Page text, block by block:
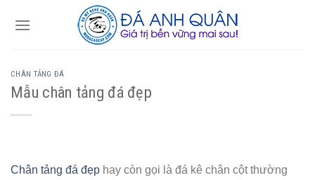
CHÂN TẢNG ĐÁ
Mẫu chân tảng đá đẹp
Chân tảng đá đẹp hay còn gọi là đá kê chân cột thường